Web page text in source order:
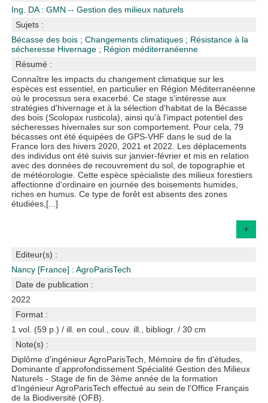
Ing. DA : GMN -- Gestion des milieux naturels
Sujets :
Bécasse des bois ;Changements climatiques ; Résistance à la
sécheresse Hivernage ; Région méditerranéenne
Résumé :
Connaître les impacts du changement climatique sur les
espèces est essentiel, en particulier en Région Méditerranéenne
où le processus sera exacerbé. Ce stage s'intéresse aux
stratégies d'hivernage et à la sélection d'habitat de la Bécasse
des bois (Scolopax rusticola), ainsi qu’à l'impact potentiel des
sécheresses hivernales sur son comportement. Pour cela, 79
bécasses ont été équipées de GPS-VHF dans le sud de la
France lors des hivers 2020, 2021 et 2022. Les déplacements
des individus ont été suivis sur janvier-février et mis en relation
avec des données de recouvrement du sol, de topographie et
de météorologie. Cette espèce spécialiste des milieux forestiers
affectionne d'ordinaire en journée des boisements humides,
riches en humus. Ce type de forêt est absents des zones
étudiées,[...]
+
Editeur(s) :
Nancy [France] : AgroParisTech
Date de publication :
2022
Format :
1 vol. (59 p.) / ill. en coul., couv. ill., bibliogr. / 30 cm
Note(s) :
Diplôme d'ingénieur AgroParisTech, Mémoire de fin d'études,
Dominante d’approfondissement Spécialité Gestion des Milieux
Naturels - Stage de fin de 3ème année de la formation
d'Ingénieur AgroParisTech effectué au sein de l'Office Français
de la Biodiversité (OFB).